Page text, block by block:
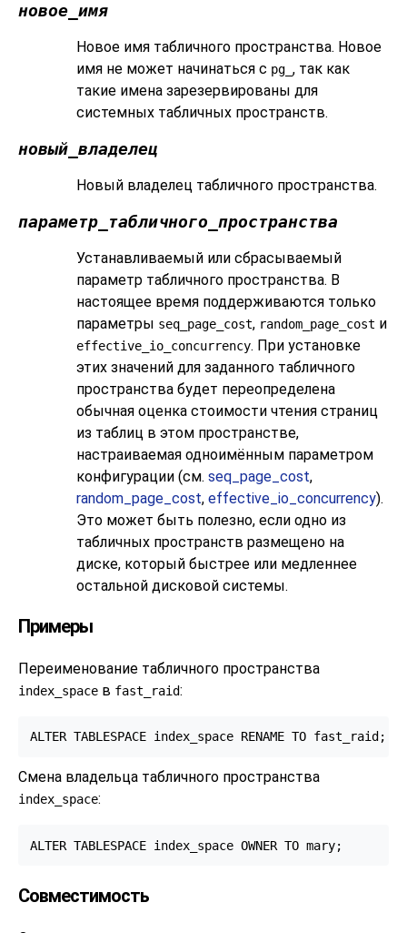
новое_имя
Новое имя табличного пространства. Новое
имя не может начинаться с pg_ , так как
такие имена зарезервированы для
системных табличных пространств.
новый_владелец
Новый владелец табличного пространства.
параметр_табличного_пространства
Устанавливаемый или сбрасываемый
параметр табличного пространства. В
настоящее время поддерживаются только
параметры seq_page_cost, random_page_cost и
effective_io_concurrency. При установке
этих значений для заданного табличного
пространства будет переопределена
обычная оценка стоимости чтения страниц
из таблиц в этом пространстве,
настраиваемая одноимённым параметром
конфигурации (см. seq_page_cost,
random_page_cost, effective_io_concurrency).
Это может быть полезно, если одно из
табличных пространств размещено на
диске, который быстрее или медленнее
остальной дисковой системы.
Примеры
Переименование табличного пространства
index_space в fast_raid:
ALTER TABLESPACE index_space RENAME TO fast_raid;
Смена владельца табличного пространства
index_space:
ALTER TABLESPACE index_space OWNER TO mary;
Совместимость